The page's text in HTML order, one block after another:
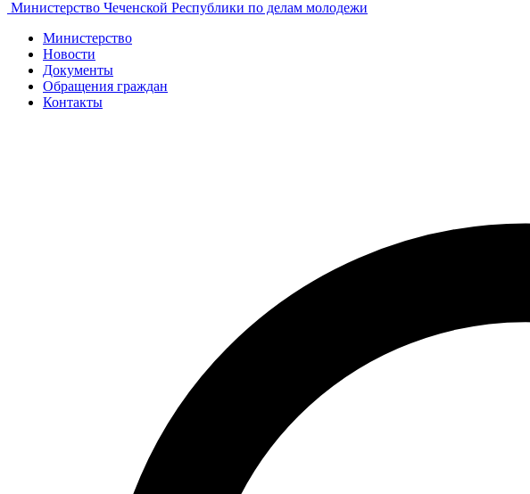
Министерство Чеченской Республики по делам молодежи
Министерство
Новости
Документы
Обращения граждан
Контакты